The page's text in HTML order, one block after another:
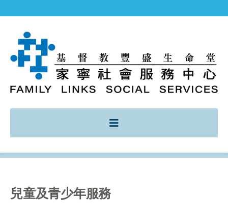
兒童及青少年服務